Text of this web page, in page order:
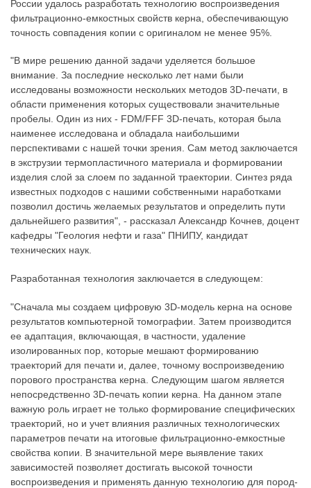
России удалось разработать технологию воспроизведения
фильтрационно-емкостных свойств керна, обеспечивающую
точность совпадения копии с оригиналом не менее 95%.
"В мире решению данной задачи уделяется большое
внимание. За последние несколько лет нами были
исследованы возможности нескольких методов 3D-печати, в
области применения которых существовали значительные
пробелы. Один из них - FDM/FFF 3D-печать, которая была
наименее исследована и обладала наибольшими
перспективами с нашей точки зрения. Сам метод заключается
в экструзии термопластичного материала и формировании
изделия слой за слоем по заданной траектории. Синтез ряда
известных подходов с нашими собственными наработками
позволил достичь желаемых результатов и определить пути
дальнейшего развития", - рассказал Александр Кочнев, доцент
кафедры "Геология нефти и газа" ПНИПУ, кандидат
технических наук.
Разработанная технология заключается в следующем:
"Сначала мы создаем цифровую 3D-модель керна на основе
результатов компьютерной томографии. Затем производится
ее адаптация, включающая, в частности, удаление
изолированных пор, которые мешают формированию
траекторий для печати и, далее, точному воспроизведению
порового пространства керна. Следующим шагом является
непосредственно 3D-печать копии керна. На данном этапе
важную роль играет не только формирование специфических
траекторий, но и учет влияния различных технологических
параметров печати на итоговые фильтрационно-емкостные
свойства копии. В значительной мере выявление таких
зависимостей позволяет достигать высокой точности
воспроизведения и применять данную технологию для пород-